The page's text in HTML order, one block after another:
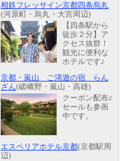
相鉄フレッサイン京都四条烏丸
(河原町・烏丸・大宮周辺)
【四条駅から
徒歩２分】ア
クセス抜群！
観光に便利な
ホテルです♪
京都・嵐山 ご清遊の宿 らん
ざん(嵯峨野・嵐山・高雄)
クーポン配布♪
セールも参画
中です。
エスペリアホテル京都(京都駅周
辺)